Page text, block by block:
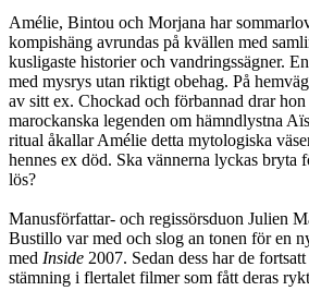
Amélie, Bintou och Morjana har
kompishäng avrundas på kvällen med
kusligaste historier och vandringssägner.
med mysrys utan riktigt obehag. På
av sitt ex. Chockad och förbannad drar
marockanska legenden om hämndlystna
ritual åkallar Amélie detta mytologiska
hennes ex död. Ska vännerna lyckas bryta
lös?
Manusförfattar- och regissörsduon Julien
Bustillo var med och slog an tonen för en
med Inside 2007. Sedan dess har de
stämning i flertalet filmer som fått deras